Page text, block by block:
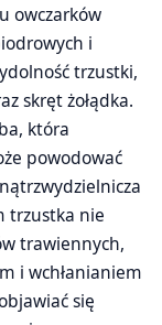
owczarków
i
trzustki,
skręt żołądka.
która
powodować
trzustka nie
trawiennych,
i wchłanianiem
się